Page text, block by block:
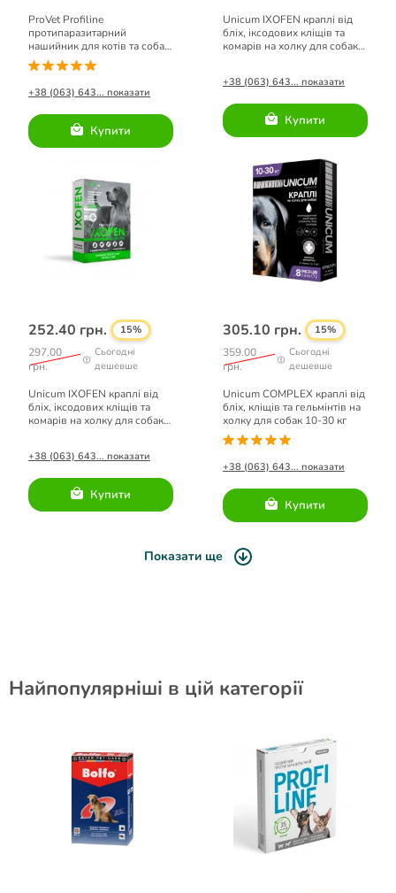
ProVet Profiline
протипаразитарний
нашийник для котів та собак
малих порід (фуксія) 35 см
+38 (063) 643... показати
Купити
Unicum IXOFEN краплі від
бліх, іксодових кліщів та
комарів на холку для собак
+38 (063) 643... показати
Купити
252.40 грн. 15%
297.00
грн.
Сьогодні
дешевше
Unicum IXOFEN краплі від
бліх, іксодових кліщів та
комарів на холку для собак
+38 (063) 643... показати
Купити
305.10 грн. 15%
359.00
грн.
Сьогодні
дешевше
Unicum COMPLEX краплі від
бліх, кліщів та гельмінтів на
холку для собак 10-30 кг
+38 (063) 643... показати
Купити
Показати ще
Найпопулярніші в цій категорії